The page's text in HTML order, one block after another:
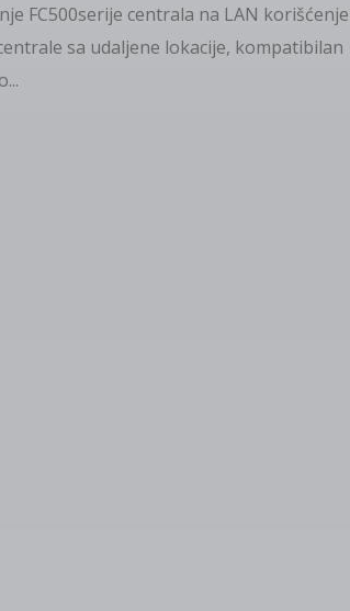
FC500serije centrala na LAN
sa udaljene lokacije, kompatibilan